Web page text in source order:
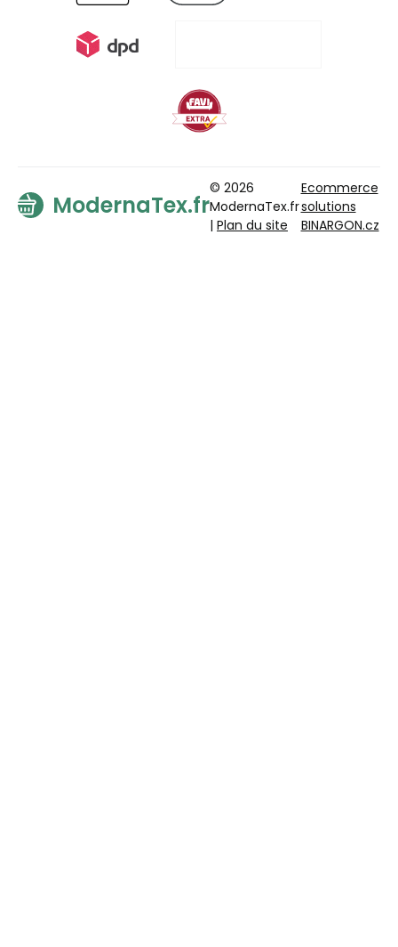
ModernaTex.fr
© 2026
ModernaTex.fr
| Plan du site
Ecommerce
solutions
BINARGON.cz